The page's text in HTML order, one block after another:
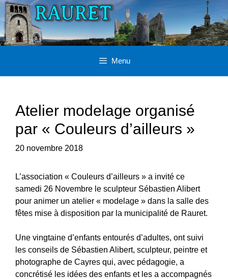
Aller
au
contenu
Menu
Atelier modelage organisé
par « Couleurs d’ailleurs »
20 novembre 2018
L’association « Couleurs d’ailleurs » a invité ce
samedi 26 Novembre le sculpteur Sébastien Alibert
pour animer un atelier « modelage » dans la salle des
fêtes mise à disposition par la municipalité de Rauret.
Une vingtaine d’enfants entourés d’adultes, ont suivi
les conseils de Sébastien Alibert, sculpteur, peintre et
photographe de Cayres qui, avec pédagogie, a
concrétisé les idées des enfants et les a accompagnés